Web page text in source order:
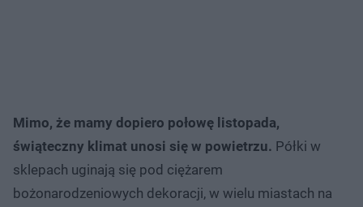
Mimo, że mamy dopiero połowę listopada,
świąteczny klimat unosi się w powietrzu. Półki w
sklepach uginają się pod ciężarem
bożonarodzeniowych dekoracji, w wielu miastach na